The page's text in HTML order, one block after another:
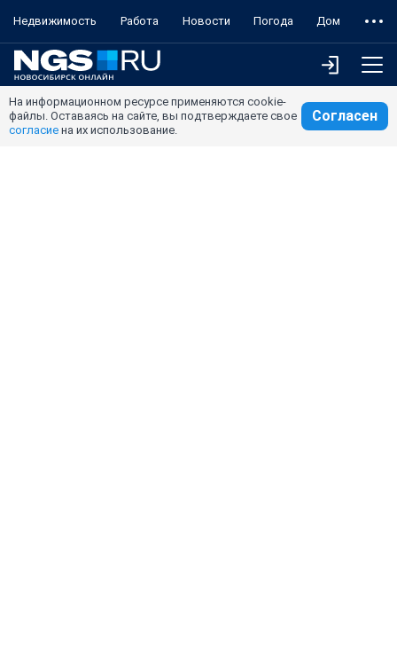
Недвижимость Работа Новости Погода Дом
На информационном ресурсе применяются cookie-
файлы. Оставаясь на сайте, вы подтверждаете свое
согласие на их использование.
Согласен